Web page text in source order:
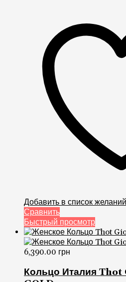
Добавить в список желаний
Сравнить
Быстрый просмотр
6,390.00 грн
Кольцо Италия